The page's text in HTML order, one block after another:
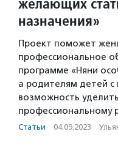
назначения»
Проект поможет
профессиональное
программе «Няни
а родителям детей с
возможность
профессиональному
Статьи · 04.09.2023 ·